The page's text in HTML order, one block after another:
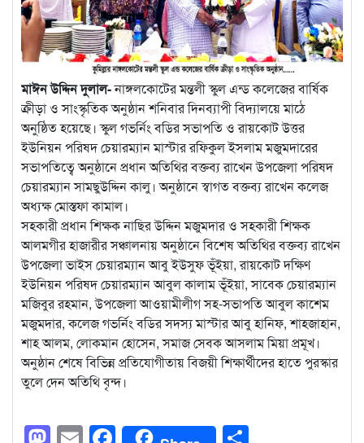
মাঈন উদ্দিন দুলাল-নাঙ্গলকোটের মন্তলী স্কুল এন্ড কলেজের বার্ষিক
ক্রীড়া ও সাংস্কৃতিক অনুষ্ঠান শনিবার দিনব্যাপী বিদ্যালয়ে মাঠে
অনুষ্ঠিত হয়েছে। স্কুল গভর্নিং বডির সভাপতি ও রায়কোট উত্তর
ইউনিয়ন পরিষদ চেয়ারম্যান মাস্টার রফিকুল ইসলাম মজুমদারের
সভাপতিত্বে অনুষ্ঠানে প্রধান অতিথির বক্তব্য রাখেন উপজেলা পরিষদ
চেয়ারম্যান সামছুউদ্দিন কালু। অনুষ্ঠানে স্বাগত বক্তব্য রাখেন কলেজ
অধ্যক্ষ মোস্তফা কামাল।
সহকারী প্রধান শিক্ষক নাছির উদ্দিন মজুমদার ও সহকারী শিক্ষক
আলমগীর হাজারীর সঞ্চালনায় অনুষ্ঠানে বিশেষ অতিথির বক্তব্য রাখেন
উপজেলা ভাইস চেয়ারম্যান আবু ইউসুফ ভূঁইয়া, রায়কোট দক্ষিণ
ইউনিয়ন পরিষদ চেয়ারম্যান আবুল কালাম ভূঁইয়া, সাবেক চেয়ারম্যান
মজিবুর রহমান, উপজেলা আওয়ামীলীগ সহ-সভাপতি আবুল কাশেম
মজুমদার, কলেজ গভর্নিং বডির সদস্য মাস্টার আবু হানিফ, শাহজাহান,
শাহ আলম, লোকমান হোসেন, সমাজ সেবক আসলাম মিয়া প্রমূখ।
অনুষ্ঠান শেষে বিভিন্ন প্রতিযোগীতায় বিজয়ী শিক্ষার্থীদের হাতে পুরস্কার
তুলে দেন অতিথি বৃন্দ।